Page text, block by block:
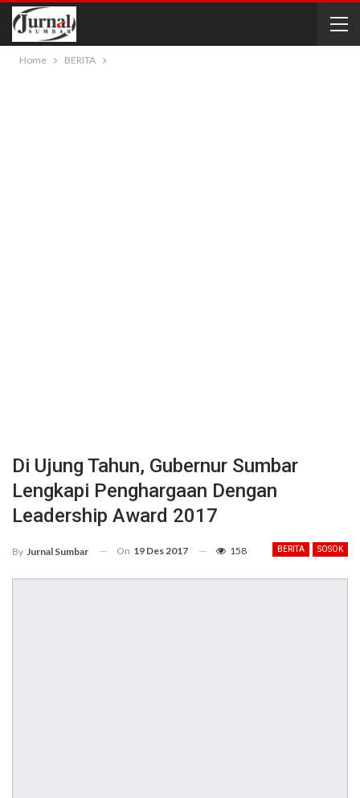
Home BERITA
Di Ujung Tahun, Gubernur Sumbar
Lengkapi Penghargaan Dengan
Leadership Award 2017
BERITA SOSOK
By Jurnal Sumbar On 19 Des 2017 158